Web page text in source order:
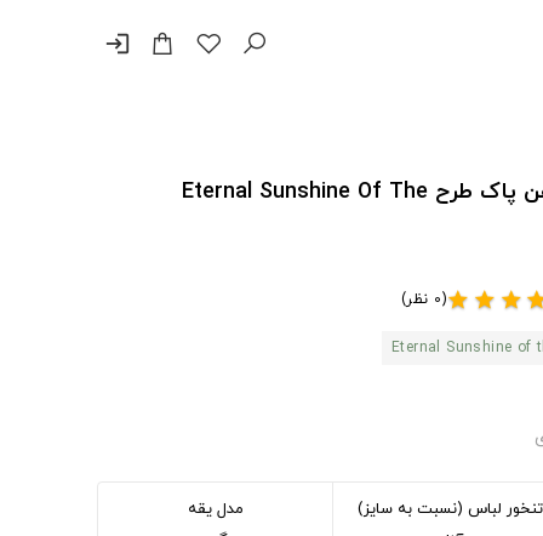
login
دورس درخشش ابدی یک ذهن پاک طرح Eternal Sunshine Of The
star
star
star(0 نظر)
Eternal Sunshine of
تنخور لباس (نسبت به سایز) مدل یقه